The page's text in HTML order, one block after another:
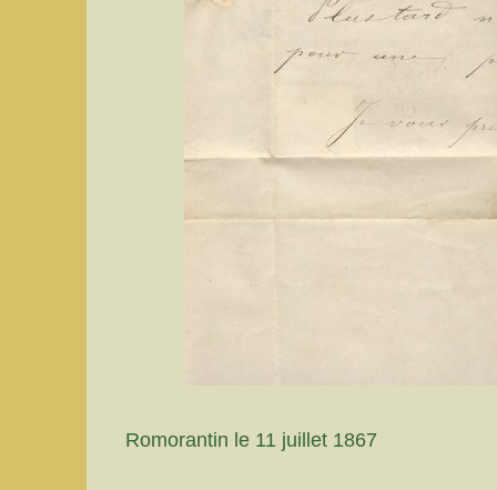
Romorantin le 11 juillet 1867